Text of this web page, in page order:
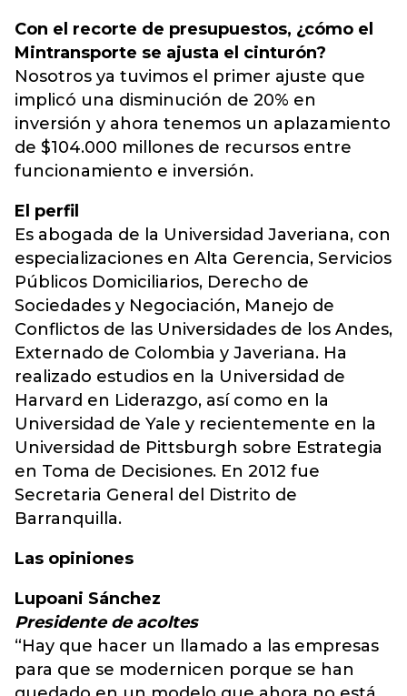
Con el recorte de presupuestos, ¿cómo el
Mintransporte se ajusta el cinturón?
Nosotros ya tuvimos el primer ajuste que
implicó una disminución de 20% en
inversión y ahora tenemos un aplazamiento
de $104.000 millones de recursos entre
funcionamiento e inversión.
El perfil
Es abogada de la Universidad Javeriana, con
especializaciones en Alta Gerencia, Servicios
Públicos Domiciliarios, Derecho de
Sociedades y Negociación, Manejo de
Conflictos de las Universidades de los Andes,
Externado de Colombia y Javeriana. Ha
realizado estudios en la Universidad de
Harvard en Liderazgo, así como en la
Universidad de Yale y recientemente en la
Universidad de Pittsburgh sobre Estrategia
en Toma de Decisiones. En 2012 fue
Secretaria General del Distrito de
Barranquilla.
Las opiniones
Lupoani Sánchez
Presidente de acoltes
“Hay que hacer un llamado a las empresas
para que se modernicen porque se han